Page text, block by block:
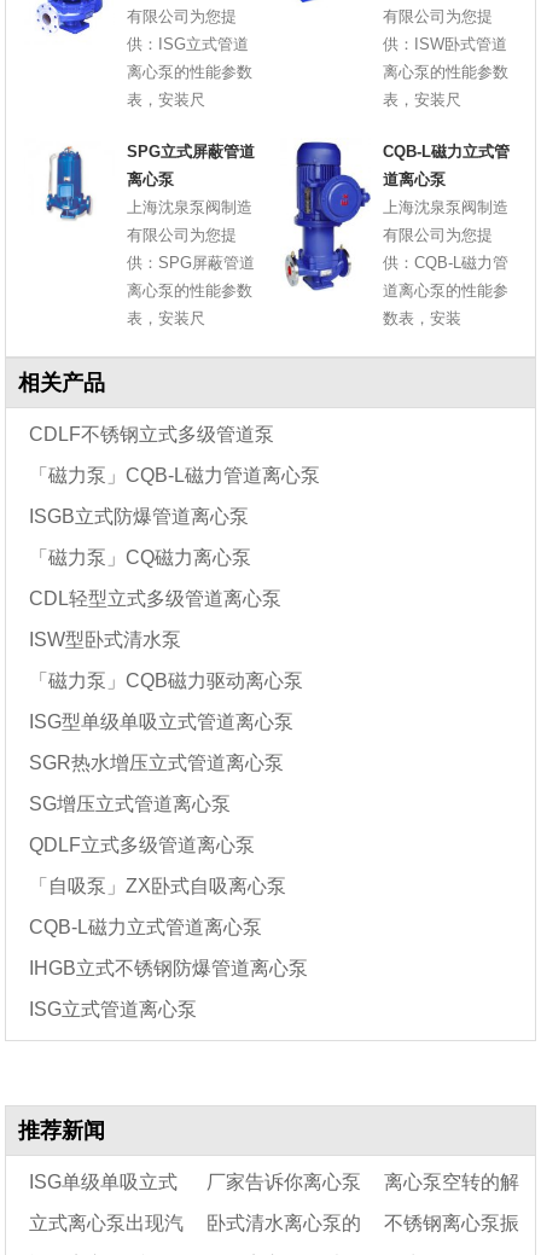
有限公司为您提
供：ISG立式管道
离心泵的性能参数
表，安装尺
有限公司为您提
供：ISW卧式管道
离心泵的性能参数
表，安装尺
SPG立式屏蔽管道
离心泵
上海沈泉泵阀制造
有限公司为您提
供：SPG屏蔽管道
离心泵的性能参数
表，安装尺
CQB-L磁力立式管
道离心泵
上海沈泉泵阀制造
有限公司为您提
供：CQB-L磁力管
道离心泵的性能参
数表，安装
相关产品
CDLF不锈钢立式多级管道泵
「磁力泵」CQB-L磁力管道离心泵
ISGB立式防爆管道离心泵
「磁力泵」CQ磁力离心泵
CDL轻型立式多级管道离心泵
ISW型卧式清水泵
「磁力泵」CQB磁力驱动离心泵
ISG型单级单吸立式管道离心泵
SGR热水增压立式管道离心泵
SG增压立式管道离心泵
QDLF立式多级管道离心泵
「自吸泵」ZX卧式自吸离心泵
CQB-L磁力立式管道离心泵
IHGB立式不锈钢防爆管道离心泵
ISG立式管道离心泵
推荐新闻
ISG单级单吸立式
管道离心泵不上水的
厂家告诉你离心泵
流量常见的几种调节
离心泵空转的解
决及延长使用寿命
立式离心泵出现汽 卧式清水离心泵的
不锈钢离心泵振